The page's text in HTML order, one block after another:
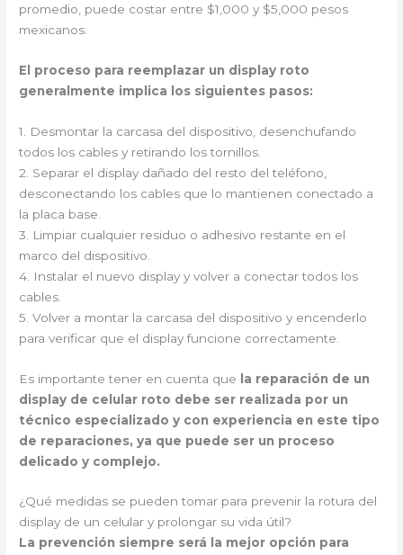
promedio, puede costar entre $1,000 y $5,000 pesos
mexicanos.
El proceso para reemplazar un display roto
generalmente implica los siguientes pasos:
1. Desmontar la carcasa del dispositivo, desenchufando
todos los cables y retirando los tornillos.
2. Separar el display dañado del resto del teléfono,
desconectando los cables que lo mantienen conectado a
la placa base.
3. Limpiar cualquier residuo o adhesivo restante en el
marco del dispositivo.
4. Instalar el nuevo display y volver a conectar todos los
cables.
5. Volver a montar la carcasa del dispositivo y encenderlo
para verificar que el display funcione correctamente.
Es importante tener en cuenta que la reparación de un
display de celular roto debe ser realizada por un
técnico especializado y con experiencia en este tipo
de reparaciones, ya que puede ser un proceso
delicado y complejo.
¿Qué medidas se pueden tomar para prevenir la rotura del
display de un celular y prolongar su vida útil?
La prevención siempre será la mejor opción para